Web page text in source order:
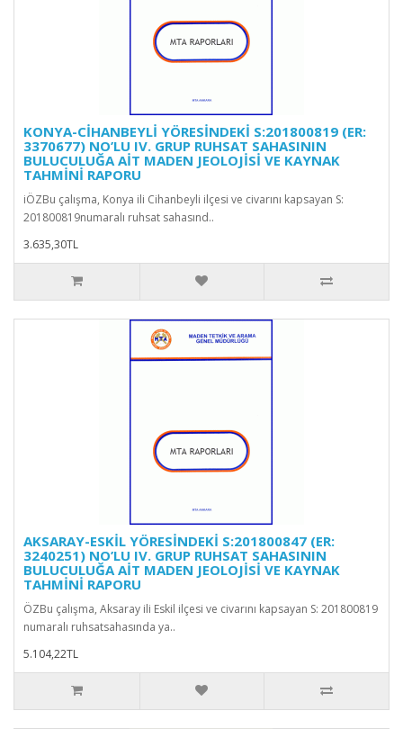
KONYA-CİHANBEYLİ YÖRESİNDEKİ S:201800819 (ER:
3370677) NO’LU IV. GRUP RUHSAT SAHASININ
BULUCULUĞA AİT MADEN JEOLOJİSİ VE KAYNAK
TAHMİNİ RAPORU
iÖZBu çalışma, Konya ili Cihanbeyli ilçesi ve civarını kapsayan S:
201800819numaralı ruhsat sahasınd..
3.635,30TL
AKSARAY-ESKİL YÖRESİNDEKİ S:201800847 (ER:
3240251) NO’LU IV. GRUP RUHSAT SAHASININ
BULUCULUĞA AİT MADEN JEOLOJİSİ VE KAYNAK
TAHMİNİ RAPORU
ÖZBu çalışma, Aksaray ili Eskil ilçesi ve civarını kapsayan S: 201800819
numaralı ruhsatsahasında ya..
5.104,22TL